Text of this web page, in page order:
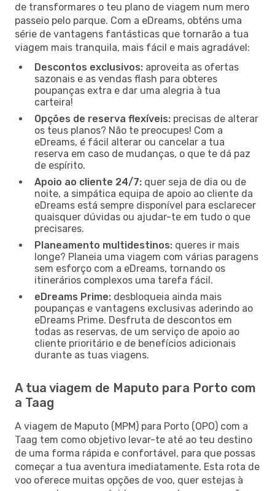
de transformares o teu plano de viagem num mero
passeio pelo parque. Com a eDreams, obténs uma
série de vantagens fantásticas que tornarão a tua
viagem mais tranquila, mais fácil e mais agradável:
Descontos exclusivos: aproveita as ofertas
sazonais e as vendas flash para obteres
poupanças extra e dar uma alegria à tua
carteira!
Opções de reserva flexíveis: precisas de alterar
os teus planos? Não te preocupes! Com a
eDreams, é fácil alterar ou cancelar a tua
reserva em caso de mudanças, o que te dá paz
de espírito.
Apoio ao cliente 24/7: quer seja de dia ou de
noite, a simpática equipa de apoio ao cliente da
eDreams está sempre disponível para esclarecer
quaisquer dúvidas ou ajudar-te em tudo o que
precisares.
Planeamento multidestinos: queres ir mais
longe? Planeia uma viagem com várias paragens
sem esforço com a eDreams, tornando os
itinerários complexos uma tarefa fácil.
eDreams Prime: desbloqueia ainda mais
poupanças e vantagens exclusivas aderindo ao
eDreams Prime. Desfruta de descontos em
todas as reservas, de um serviço de apoio ao
cliente prioritário e de benefícios adicionais
durante as tuas viagens.
A tua viagem de Maputo para Porto com
a Taag
A viagem de Maputo (MPM) para Porto (OPO) com a
Taag tem como objetivo levar-te até ao teu destino
de uma forma rápida e confortável, para que possas
começar a tua aventura imediatamente. Esta rota de
voo oferece muitas opções de voo, quer estejas à